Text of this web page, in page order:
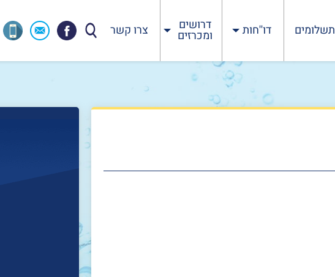
תשלומים דו''חות דרושים
ומכרזים צרו קשר